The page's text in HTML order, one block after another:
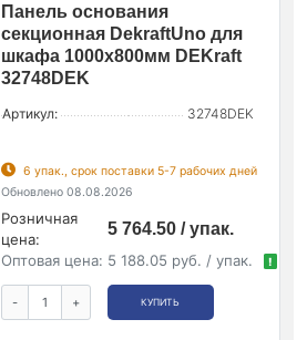
Панель основания
секционная DekraftUno для
шкафа 1000х800мм DEKraft
32748DEK
Артикул: 32748DEK
6 упак., срок поставки 5-7 рабочих дней
Обновлено 08.08.2026
Розничная
цена:
5 764.50 / упак.
Оптовая цена: 5 188.05 руб. / упак. !
- + КУПИТЬ